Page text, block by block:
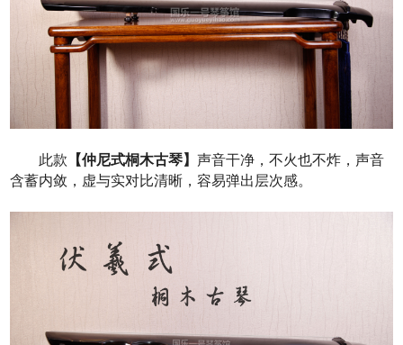
此款 【仲尼式桐木古琴】声音干净，不火也不炸，声音
含蓄内敛，虚与实对比清晰，容易弹出层次感。